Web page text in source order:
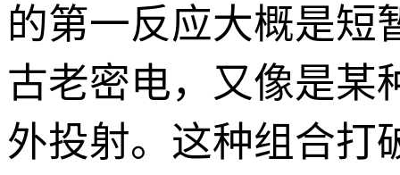
的第一反应大概是短
古老密电，又像是某
外投射。这种组合打